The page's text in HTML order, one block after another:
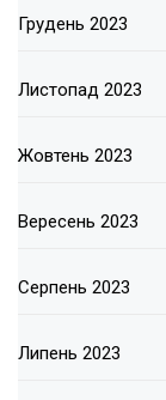
Грудень 2023
Листопад 2023
Жовтень 2023
Вересень 2023
Серпень 2023
Липень 2023